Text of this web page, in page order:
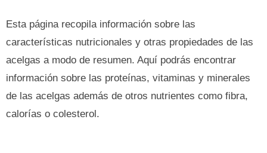
Esta página recopila información sobre las
características nutricionales y otras propiedades de las
acelgas a modo de resumen. Aquí podrás encontrar
información sobre las proteínas, vitaminas y minerales
de las acelgas además de otros nutrientes como fibra,
calorías o colesterol.